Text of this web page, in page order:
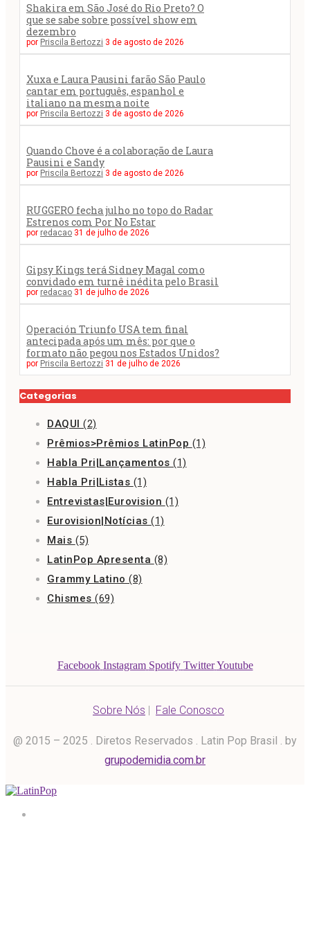
Shakira em São José do Rio Preto? O
que se sabe sobre possível show em
dezembro
por Priscila Bertozzi 3 de agosto de 2026
Xuxa e Laura Pausini farão São Paulo
cantar em português, espanhol e
italiano na mesma noite
por Priscila Bertozzi 3 de agosto de 2026
Quando Chove é a colaboração de Laura
Pausini e Sandy
por Priscila Bertozzi 3 de agosto de 2026
RUGGERO fecha julho no topo do Radar
Estrenos com Por No Estar
por redacao 31 de julho de 2026
Gipsy Kings terá Sidney Magal como
convidado em turnê inédita pelo Brasil
por redacao 31 de julho de 2026
Operación Triunfo USA tem final
antecipada após um mês: por que o
formato não pegou nos Estados Unidos?
por Priscila Bertozzi 31 de julho de 2026
Categorias
DAQUI (2)
Prêmios>Prêmios LatinPop (1)
Habla Pri|Lançamentos (1)
Habla Pri|Listas (1)
Entrevistas|Eurovision (1)
Eurovision|Notícias (1)
Mais (5)
LatinPop Apresenta (8)
Grammy Latino (8)
Chismes (69)
Facebook Instagram Spotify Twitter Youtube
Sobre Nós | Fale Conosco
@ 2015 – 2025 . Diretos Reservados . Latin Pop Brasil . by
grupodemidia.com.br